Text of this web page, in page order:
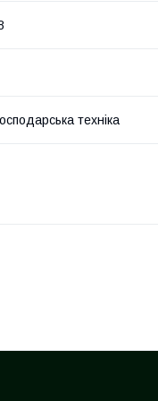
техніка